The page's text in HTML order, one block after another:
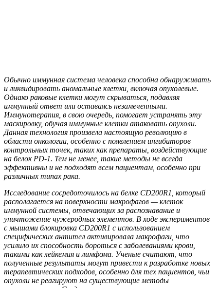
Обычно иммунная система человека способна обнаруживать
и ликвидировать аномальные клетки, включая опухолевые.
Однако раковые клетки могут скрываться, подавляя
иммунный ответ или оставаясь незамеченными.
Иммунотерапия, в свою очередь, помогает устранять эту
маскировку, обучая иммунные клетки атаковать опухоли.
Данная технология произвела настоящую революцию в
области онкологии, особенно с появлением ингибиторов
контрольных точек, таких как препараты, воздействующие
на белок PD-1. Тем не менее, такие методы не всегда
эффективны и не подходят всем пациентам, особенно при
различных типах рака.
Исследование сосредоточилось на белке CD200R1, который
располагается на поверхности макрофагов — клеток
иммунной системы, отвечающих за распознавание и
уничтожение чужеродных элементов. В ходе экспериментов
с мышами блокировка CD200R1 с использованием
специфических антител активировала макрофаги, что
усилило их способность бороться с заболеваниями крови,
такими как лейкемия и лимфома. Ученые считают, что
полученные результаты могут привести к разработке новых
терапевтических подходов, особенно для тех пациентов, чьи
опухоли не реагируют на существующие методы